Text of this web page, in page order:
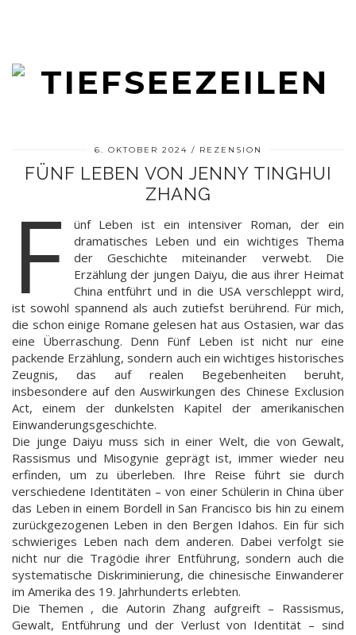
6. OKTOBER 2024 REZENSION
FÜNF LEBEN VON JENNY TINGHUI
ZHANG
F
ünf Leben ist ein intensiver Roman, der ein
dramatisches Leben und ein wichtiges Thema
der Geschichte miteinander verwebt. Die
Erzählung der jungen Daiyu, die aus ihrer Heimat
China entführt und in die USA verschleppt wird,
ist sowohl spannend als auch zutiefst berührend. Für mich,
die schon einige Romane gelesen hat aus Ostasien, war das
eine Überraschung. Denn Fünf Leben ist nicht nur eine
packende Erzählung, sondern auch ein wichtiges historisches
Zeugnis, das auf realen Begebenheiten beruht,
insbesondere auf den Auswirkungen des Chinese Exclusion
Act, einem der dunkelsten Kapitel der amerikanischen
Einwanderungsgeschichte.
Die junge Daiyu muss sich in einer Welt, die von Gewalt,
Rassismus und Misogynie geprägt ist, immer wieder neu
erfinden, um zu überleben. Ihre Reise führt sie durch
verschiedene Identitäten – von einer Schülerin in China über
das Leben in einem Bordell in San Francisco bis hin zu einem
zurückgezogenen Leben in den Bergen Idahos. Ein für sich
schwieriges Leben nach dem anderen. Dabei verfolgt sie
nicht nur die Tragödie ihrer Entführung, sondern auch die
systematische Diskriminierung, die chinesische Einwanderer
im Amerika des 19. Jahrhunderts erlebten.
Die Themen , die Autorin Zhang aufgreift – Rassismus,
Gewalt, Entführung und der Verlust von Identität – sind